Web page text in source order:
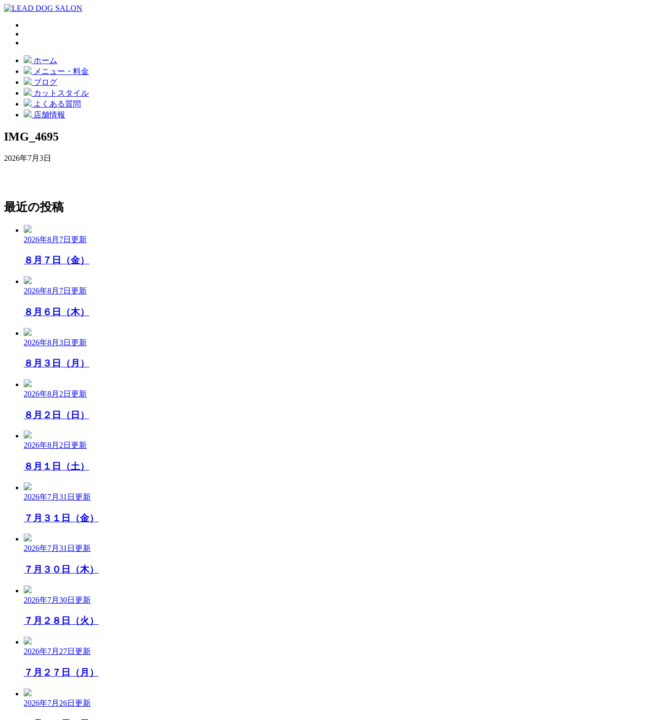
ホーム
メニュー・料金
ブログ
カットスタイル
よくある質問
店舗情報
IMG_4695
2026年7月3日
最近の投稿
2026年8月7日 更新
８月７日（金）
2026年8月7日 更新
８月６日（木）
2026年8月3日 更新
８月３日（月）
2026年8月2日 更新
８月２日（日）
2026年8月2日 更新
８月１日（土）
2026年7月31日 更新
７月３１日（金）
2026年7月31日 更新
７月３０日（木）
2026年7月30日 更新
７月２８日（火）
2026年7月27日 更新
７月２７日（月）
2026年7月26日 更新